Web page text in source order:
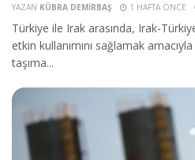
YAZAN KÜBRA DEMIRBAŞ 1 HAFTA ÖNCE
Türkiye ile Irak arasında, Irak-
etkin kullanımını sağlamak
taşıma...